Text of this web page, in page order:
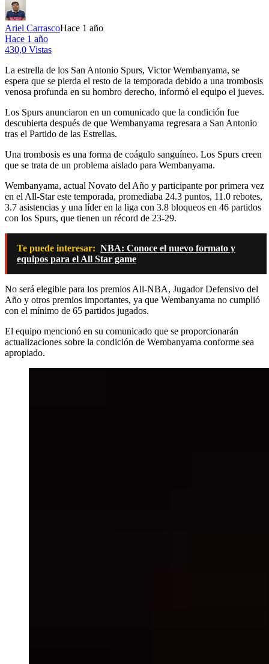
Ariel CarrascoHace 1 año
Hace 1 año
430,0 Vistas
La estrella de los San Antonio Spurs, Victor Wembanyama, se
espera que se pierda el resto de la temporada debido a una trombosis
venosa profunda en su hombro derecho, informó el equipo el jueves.
Los Spurs anunciaron en un comunicado que la condición fue
descubierta después de que Wembanyama regresara a San Antonio
tras el Partido de las Estrellas.
Una trombosis es una forma de coágulo sanguíneo. Los Spurs creen
que se trata de un problema aislado para Wembanyama.
Wembanyama, actual Novato del Año y participante por primera vez
en el All-Star este temporada, promediaba 24.3 puntos, 11.0 rebotes,
3.7 asistencias y una líder en la liga con 3.8 bloqueos en 46 partidos
con los Spurs, que tienen un récord de 23-29.
Te puede interesar: NBA: Conoce el nuevo formato y
equipos para el All Star game
No será elegible para los premios All-NBA, Jugador Defensivo del
Año y otros premios importantes, ya que Wembanyama no cumplió
con el mínimo de 65 partidos jugados.
El equipo mencionó en su comunicado que se proporcionarán
actualizaciones sobre la condición de Wembanyama conforme sea
apropiado.